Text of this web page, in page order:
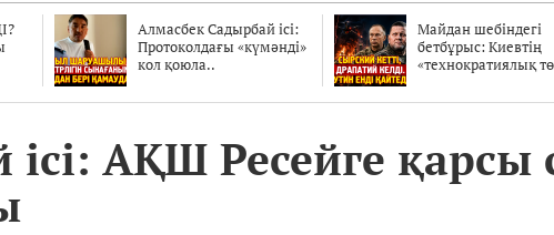
Алмасбек Садырбай ісі:
Протоколдағы «күмәнді»
кол қоюла..
Майдан шебіндегі
бетбұрыс: Киевтің
«технократиялық
АҚШ Ресейге